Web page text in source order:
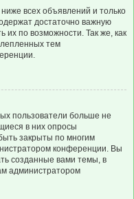
всех объявлений и только
достаточно важную
по возможности. Так же, как
тем
пользователи больше не
в них опросы
закрыты по многим
конференции. Вы
созданные вами темы, в
администратором